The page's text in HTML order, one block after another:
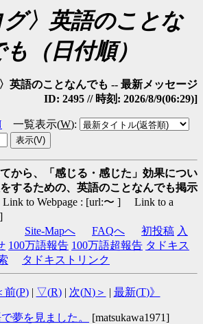
グ〉英語のことな
（日付順）
英語のことなんでも -- 最新メッセージ
ID: 2495 // 時刻: 2026/8/9(06:29)]
一覧表示(W):
から、「感じる・感じた」効果につい
するための、英語のことなんでも掲示
Link to Webpage : [url:〜 ] Link to a
Site-Mapへ FAQへ 初投稿 入
100万語報告 100万語超報告 タドキス
タドキストリンク
前(P)| ▽(R)| 次(N)＞ | 最新(T)》
夢を見ました。
[matsukawa1971]